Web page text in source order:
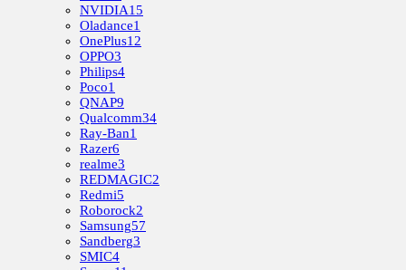
NVIDIA15
Oladance1
OnePlus12
OPPO3
Philips4
Poco1
QNAP9
Qualcomm34
Ray-Ban1
Razer6
realme3
REDMAGIC2
Redmi5
Roborock2
Samsung57
Sandberg3
SMIC4